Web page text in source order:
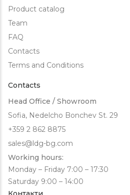
Product catalog
Team
FAQ
Contacts
Terms and Conditions
Contacts
Head Office / Showroom
Sofia, Nedelcho Bonchev St. 29
+359 2 862 8875
sales@ldg-bg.com
Working hours:
Monday – Friday 7:00 – 17:30
Saturday 9:00 – 14:00